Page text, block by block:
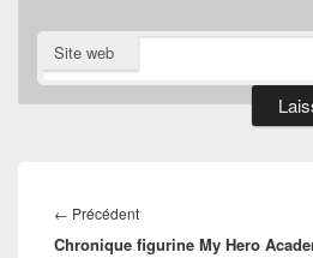
Site web
de
l’article
← PrécédentArticle
précédent :
Chronique figurine My Hero